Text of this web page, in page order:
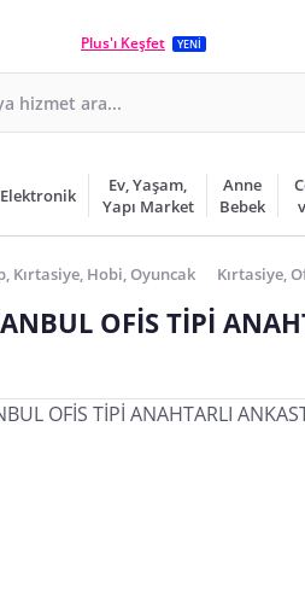
Plus'ı Keşfet YENİ
Elektronik
Ev, Yaşam,
Yapı Market
Anne
Bebek
Kırtasiye, Hobi, Oyuncak Kırtasiye,
OFİS TİPİ